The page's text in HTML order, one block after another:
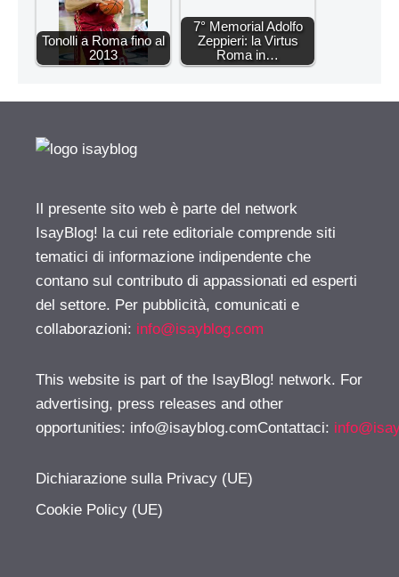
Tonolli a Roma fino al
2013
7° Memorial Adolfo
Zeppieri: la Virtus
Roma in…
Il presente sito web è parte del network
IsayBlog! la cui rete editoriale comprende siti
tematici di informazione indipendente che
contano sul contributo di appassionati ed esperti
del settore. Per pubblicità, comunicati e
collaborazioni: info@isayblog.com
This website is part of the IsayBlog! network. For
advertising, press releases and other
opportunities: info@isayblog.comContattaci:
Dichiarazione sulla Privacy (UE)
Cookie Policy (UE)